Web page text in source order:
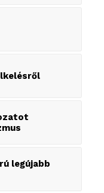
legújabb